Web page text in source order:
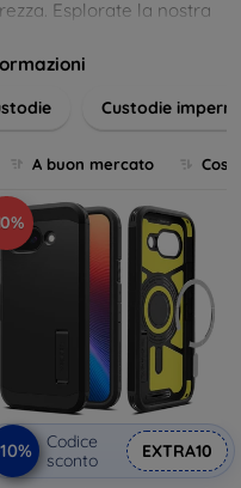
Esplorate la nostra
dispositivo con le
Custodie
A buon mercato
Codice
sconto
EXTRA10